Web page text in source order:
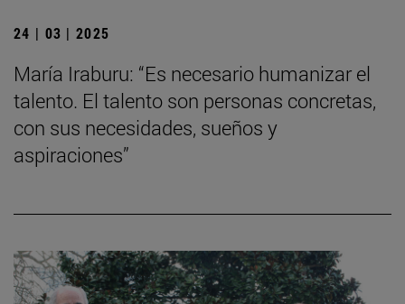
24 | 03 | 2025
María Iraburu: “Es necesario humanizar el
talento. El talento son personas concretas,
con sus necesidades, sueños y
aspiraciones”